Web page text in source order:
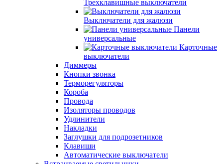
Трехклавишные выключатели
Выключатели для жалюзи
Панели
универсальные
Карточные
выключатели
Диммеры
Кнопки звонка
Терморегуляторы
Короба
Провода
Изоляторы проводов
Удлинители
Накладки
Заглушки для подрозетников
Клавиши
Автоматические выключатели